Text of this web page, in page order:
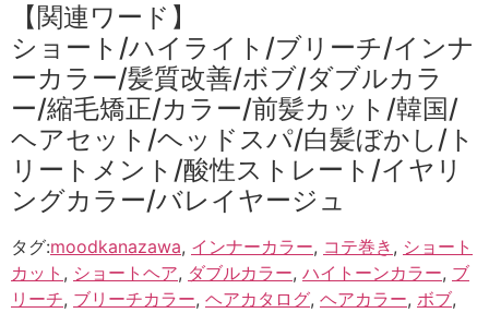
【関連ワード】
ショート/ハイライト/ブリーチ/インナ
ーカラー/髪質改善/ボブ/ダブルカラ
ー/縮毛矯正/カラー/前髪カット/韓国/
ヘアセット/ヘッドスパ/白髪ぼかし/ト
リートメント/酸性ストレート/イヤリ
ングカラー/バレイヤージュ
タグ:moodkanazawa, インナーカラー, コテ巻き , ショート
カット , ショートヘア, ダブルカラー, ハイトーンカラー, ブ
リーチ, ブリーチカラー, ヘアカタログ, ヘアカラー, ボブ,